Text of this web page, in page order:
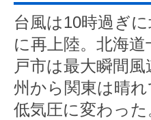
台風は10時過ぎ
に再上陸。北海
戸市は最大瞬間
州から関東は晴
低気圧に変わった